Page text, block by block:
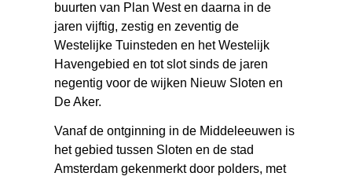
buurten van Plan West en daarna in de
jaren vijftig, zestig en zeventig de
Westelijke Tuinsteden en het Westelijk
Havengebied en tot slot sinds de jaren
negentig voor de wijken Nieuw Sloten en
De Aker.
Vanaf de ontginning in de Middeleeuwen is
het gebied tussen Sloten en de stad
Amsterdam gekenmerkt door polders, met